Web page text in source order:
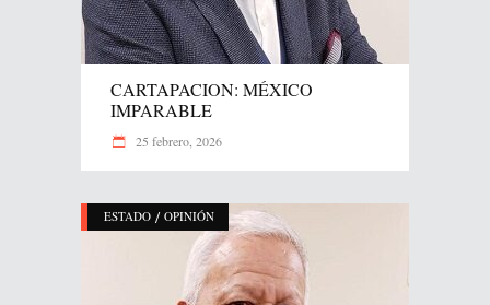
CARTAPACION: MÉXICO
IMPARABLE
25 febrero, 2026
ESTADO / OPINIÓN